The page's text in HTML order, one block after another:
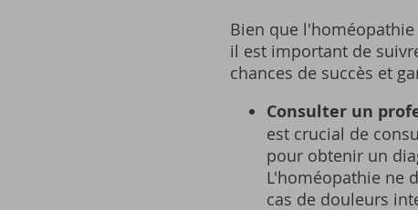
Bien que
il est important de
chances de succès et
Consulter un
est crucial de
pour obtenir un
L'homéopathie ne
cas de douleurs